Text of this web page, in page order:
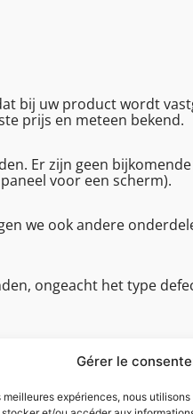
Gérer le
meilleures expériences, nous
bij uw product wordt
prijs en meteen bekend.
Er zijn geen
voor een scherm).
we ook andere
ongeacht het type
(reparatietijd, technische
16.45.